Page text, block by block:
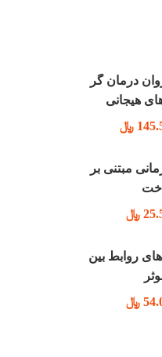
درمان گر
هیجانی
﷼
مبتنی بر
﷼
روابط بین
﷼